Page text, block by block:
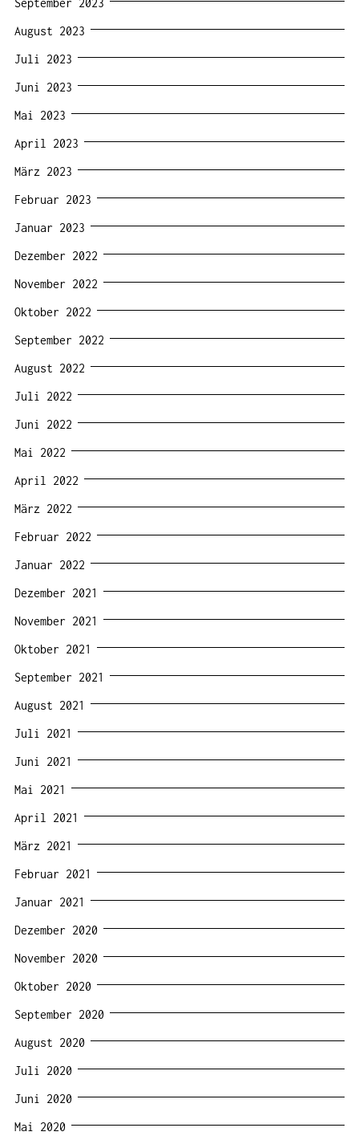
August 2023
Juli 2023
Juni 2023
Mai 2023
April 2023
März 2023
Februar 2023
Januar 2023
Dezember 2022
November 2022
Oktober 2022
September 2022
August 2022
Juli 2022
Juni 2022
Mai 2022
April 2022
März 2022
Februar 2022
Januar 2022
Dezember 2021
November 2021
Oktober 2021
September 2021
August 2021
Juli 2021
Juni 2021
Mai 2021
April 2021
März 2021
Februar 2021
Januar 2021
Dezember 2020
November 2020
Oktober 2020
September 2020
August 2020
Juli 2020
Juni 2020
Mai 2020